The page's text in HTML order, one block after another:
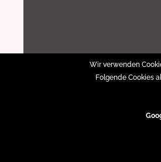
Wir verwenden
Folgende Cookies